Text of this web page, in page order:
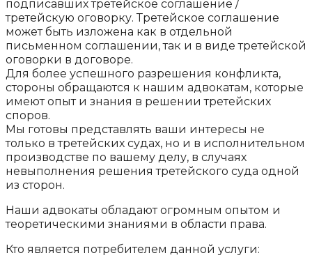
подписавших третейское соглашение /
третейскую оговорку. Третейское соглашение
может быть изложена как в отдельной
письменном соглашении, так и в виде третейской
оговорки в договоре.
Для более успешного разрешения конфликта,
стороны обращаются к нашим адвокатам, которые
имеют опыт и знания в решении третейских
споров.
Мы готовы представлять ваши интересы не
только в третейских судах, но и в исполнительном
производстве по вашему делу, в случаях
невыполнения решения третейского суда одной
из сторон.
Наши адвокаты обладают огромным опытом и
теоретическими знаниями в области права.
Кто является потребителем данной услуги: